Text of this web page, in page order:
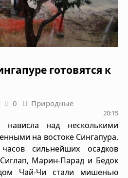
готовятся к
0
Природные
20:15
нависла над несколькими
на востоке Сингапура.
сильнейших осадков
Марин-Парад и Бедок
Чай-Чи стали мишенью